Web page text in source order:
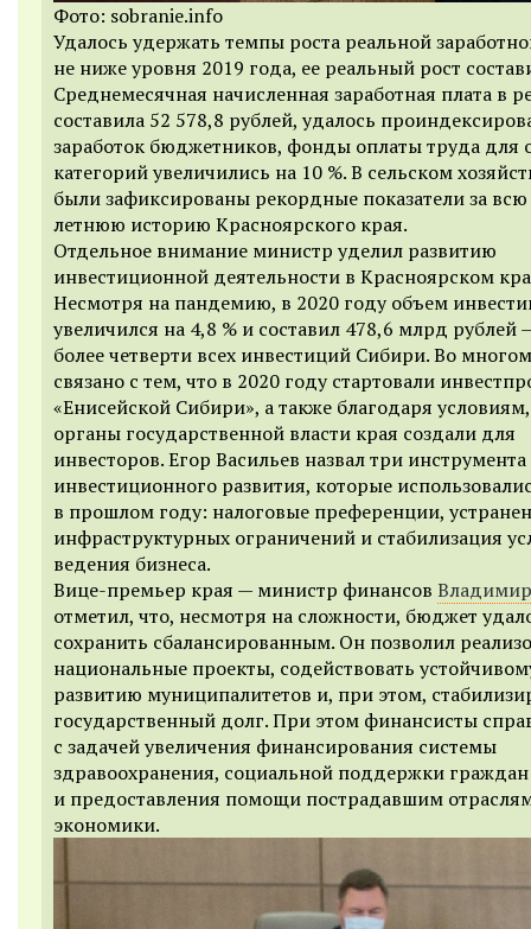
Фото: sobranie.info
Удалось удержать темпы роста реальной
не ниже уровня 2019 года, ее реальный рост
Среднемесячная начисленная заработная плата в
составила 52 578,8 рублей, удалось
заработок бюджетников, фонды оплаты труда для
категорий увеличились на 10 %. В сельском
были зафиксированы рекордные показатели за
летнюю историю Красноярского края.
Отдельное внимание министр уделил развитию
инвестиционной деятельности в Красноярском
Несмотря на пандемию, в 2020 году объем
увеличился на 4,8 % и составил 478,6 млрд рублей
более четверти всех инвестиций Сибири. Во
связано с тем, что в 2020 году стартовали
«Енисейской Сибири», а также благодаря
органы государственной власти края создали для
инвесторов. Егор Васильев назвал три инструмента
инвестиционного развития, которые
в прошлом году: налоговые преференции,
инфраструктурных ограничений и стабилизация
ведения бизнеса.
Вице-премьер края — министр финансов
отметил, что, несмотря на сложности, бюджет
сохранить сбалансированным. Он позволил
национальные проекты, содействовать
развитию муниципалитетов и, при этом,
государственный долг. При этом финансисты
с задачей увеличения финансирования системы
здравоохранения, социальной поддержки граждан
и предоставления помощи пострадавшим
экономики.